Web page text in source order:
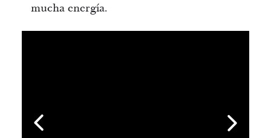
mucha energía.